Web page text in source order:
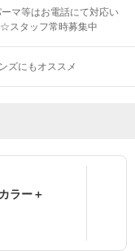
マ等はお電話にて対応い
スタッフ常時募集中
ズにもオススメ
ラー＋